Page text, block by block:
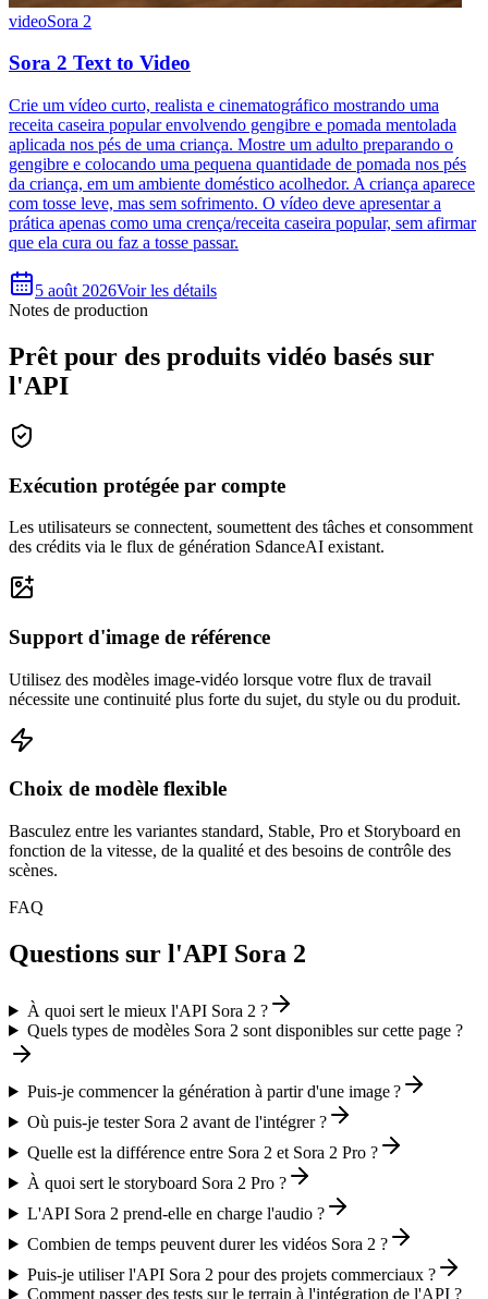
videoSora 2
Sora 2 Text to Video
Crie um vídeo curto, realista e cinematográfico mostrando uma
receita caseira popular envolvendo gengibre e pomada mentolada
aplicada nos pés de uma criança. Mostre um adulto preparando o
gengibre e colocando uma pequena quantidade de pomada nos pés
da criança, em um ambiente doméstico acolhedor. A criança aparece
com tosse leve, mas sem sofrimento. O vídeo deve apresentar a
prática apenas como uma crença/receita caseira popular, sem afirmar
que ela cura ou faz a tosse passar.
5 août 2026Voir les détails
Notes de production
Prêt pour des produits vidéo basés sur
l'API
Exécution protégée par compte
Les utilisateurs se connectent, soumettent des tâches et consomment
des crédits via le flux de génération SdanceAI existant.
Support d'image de référence
Utilisez des modèles image-vidéo lorsque votre flux de travail
nécessite une continuité plus forte du sujet, du style ou du produit.
Choix de modèle flexible
Basculez entre les variantes standard, Stable, Pro et Storyboard en
fonction de la vitesse, de la qualité et des besoins de contrôle des
scènes.
FAQ
Questions sur l'API Sora 2
À quoi sert le mieux l'API Sora 2 ?
Quels types de modèles Sora 2 sont disponibles sur cette page ?
Puis-je commencer la génération à partir d'une image ?
Où puis-je tester Sora 2 avant de l'intégrer ?
Quelle est la différence entre Sora 2 et Sora 2 Pro ?
À quoi sert le storyboard Sora 2 Pro ?
L'API Sora 2 prend-elle en charge l'audio ?
Combien de temps peuvent durer les vidéos Sora 2 ?
Puis-je utiliser l'API Sora 2 pour des projets commerciaux ?
Comment passer des tests sur le terrain à l'intégration de l'API ?